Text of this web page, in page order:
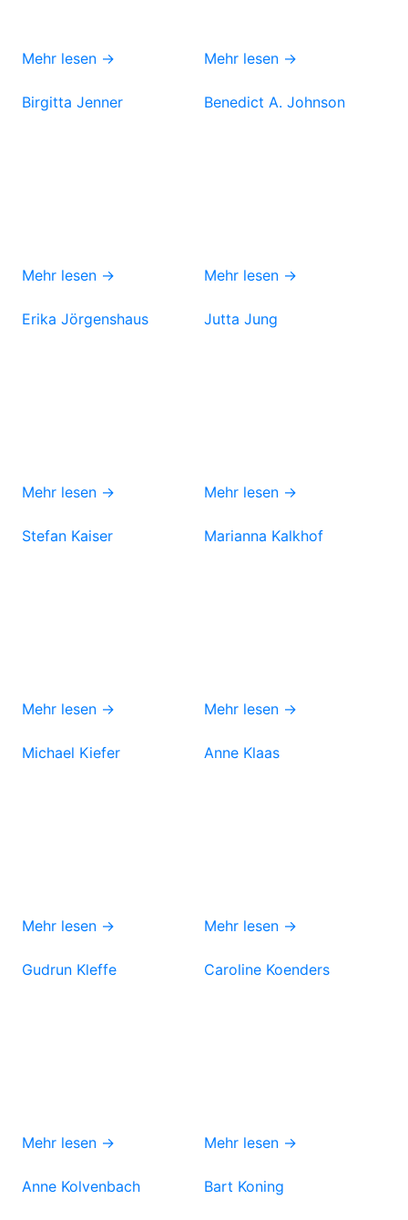
Mehr lesen → Mehr lesen →
Birgitta Jenner
Mehr lesen →
Benedict A. Johnson
Mehr lesen →
Erika Jörgenshaus
Mehr lesen →
Jutta Jung
Mehr lesen →
Stefan Kaiser
Mehr lesen →
Marianna Kalkhof
Mehr lesen →
Michael Kiefer
Mehr lesen →
Anne Klaas
Mehr lesen →
Gudrun Kleffe
Mehr lesen →
Caroline Koenders
Mehr lesen →
Anne Kolvenbach Bart Koning